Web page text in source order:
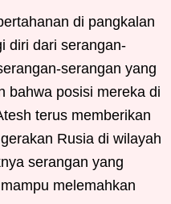
di pangkalan
diri dari serangan-
serangan yang
bahwa posisi mereka di
terus memberikan
Rusia di wilayah
serangan yang
melemahkan